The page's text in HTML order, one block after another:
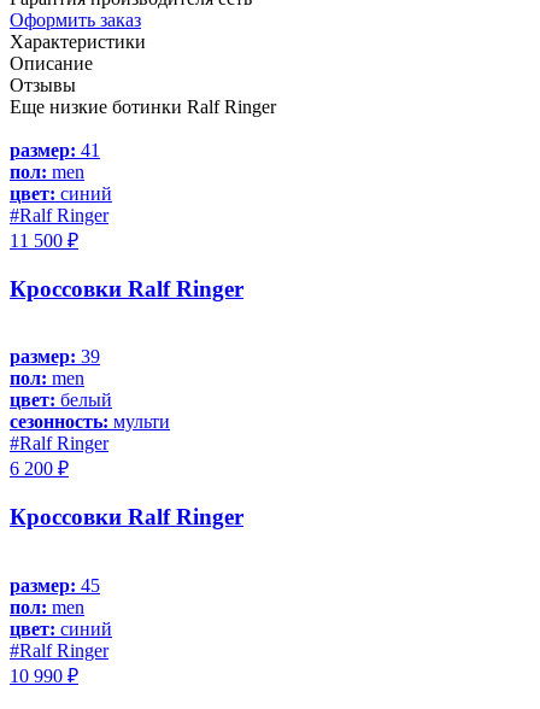
Оформить заказ
Характеристики
Описание
Отзывы
Еще низкие ботинки Ralf Ringer
размер: 41
пол: men
цвет: синий
#Ralf Ringer
11 500 ₽
Кроссовки Ralf Ringer
размер: 39
пол: men
цвет: белый
сезонность: мульти
#Ralf Ringer
6 200 ₽
Кроссовки Ralf Ringer
размер: 45
пол: men
цвет: синий
#Ralf Ringer
10 990 ₽